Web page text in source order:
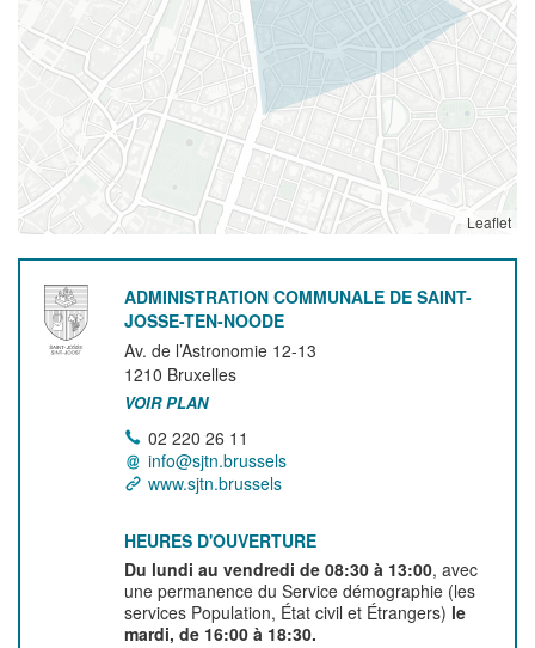
Leaflet
ADMINISTRATION COMMUNALE DE SAINT-
JOSSE-TEN-NOODE
Av. de l’Astronomie 12-13
1210 Bruxelles
VOIR PLAN
02 220 26 11
info@sjtn.brussels
www.sjtn.brussels
HEURES D'OUVERTURE
Du lundi au vendredi de 08:30 à 13:00, avec
une permanence du Service démographie (les
services Population, État civil et Étrangers) le
mardi, de 16:00 à 18:30.